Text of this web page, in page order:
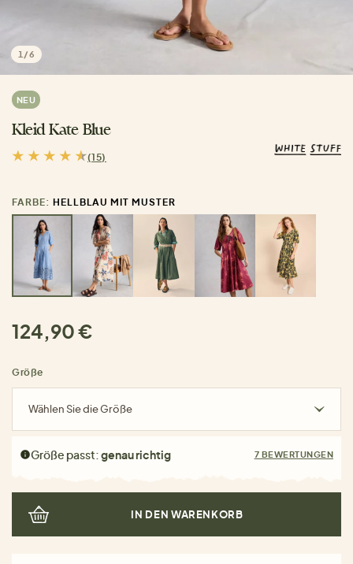
1 /6
NEU
Kleid Kate Blue
(15)
FARBE: HELLBLAU MIT MUSTER
124,90 €
Größe
Wählen Sie die Größe
Größe passt:genau richtig 7 BEWERTUNGEN
IN DEN WARENKORB